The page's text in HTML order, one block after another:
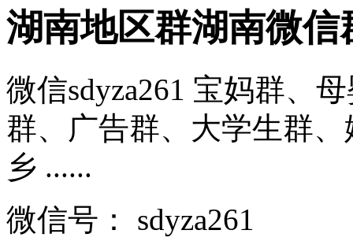
湖南地区群湖南微信
微信sdyza261 宝妈群、
群、广告群、大学生群
乡 ......
微信号： sdyza261